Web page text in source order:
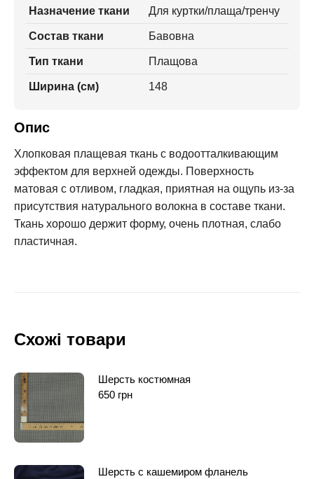
Назначение ткани Для куртки/плаща/тренчу
Состав ткани Бавовна
Тип ткани Плащова
Ширина (см) 148
Опис
Хлопковая плащевая ткань с водоотталкивающим
эффектом для верхней одежды. Поверхность
матовая с отливом, гладкая, приятная на ощупь из-за
присутствия натурального волокна в составе ткани.
Ткань хорошо держит форму, очень плотная, слабо
пластичная.
Схожі товари
Шерсть костюмная
650 грн
Шерсть с кашемиром фланель